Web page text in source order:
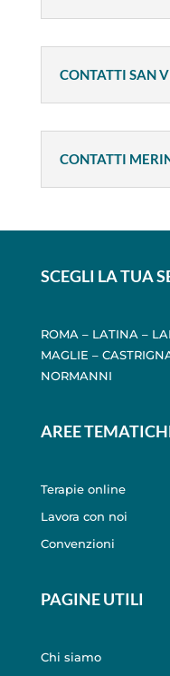
CONTATTI SAN
CONTATTI
SCEGLI LA TUA
ROMA– LATINA–
MAGLIE –
NORMANNI
AREE
Terapie online
Lavora con noi
Convenzioni
PAGINE UTILI
Chi siamo